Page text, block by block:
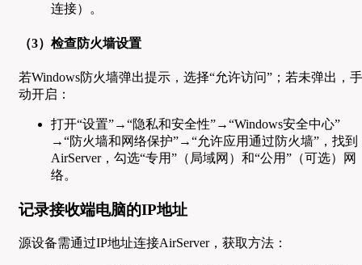
连接）。
（3）检查防火墙设置
若Windows防火墙弹出提示，选择“允许访问”；若未弹出，手
动开启：
打开“设置”→“隐私和安全性”→“Windows安全中心”
→“防火墙和网络保护”→“允许应用通过防火墙”，找到
AirServer，勾选“专用”（局域网）和“公用”（可选）网
络。
记录接收端电脑的IP地址
源设备需通过IP地址连接AirServer，获取方法：